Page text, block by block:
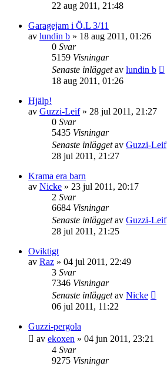
22 aug 2011, 21:48
Garagejam i Ö.L 3/11
av lundin b » 18 aug 2011, 01:26
0 Svar
5159 Visningar
Senaste inläggetav lundin b
18 aug 2011, 01:26
Hjälp!
av Guzzi-Leif» 28 jul 2011, 21:27
0 Svar
5435 Visningar
Senaste inläggetav Guzzi-Leif
28 jul 2011, 21:27
Krama era barn
av Nicke » 23 jul 2011, 20:17
2 Svar
6684 Visningar
Senaste inläggetav Guzzi-Leif
28 jul 2011, 21:25
Oviktigt
av Raz » 04 jul 2011, 22:49
3 Svar
7346 Visningar
Senaste inläggetav Nicke
06 jul 2011, 11:22
Guzzi-pergola
av ekoxen » 04 jun 2011, 23:21
4 Svar
9275 Visningar